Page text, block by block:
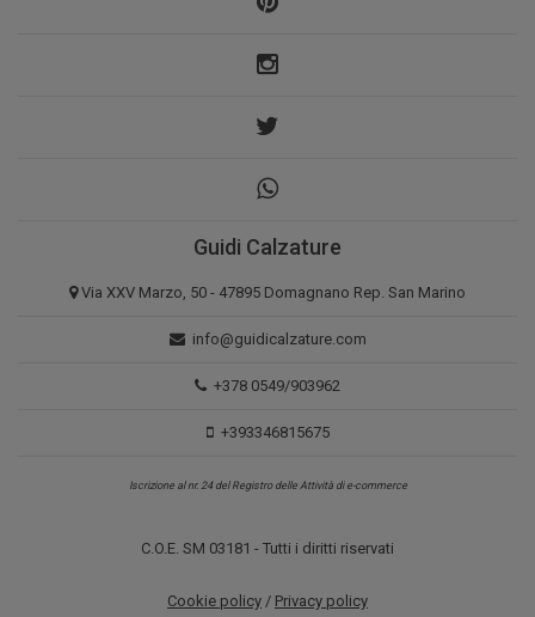
Guidi Calzature
Via XXV Marzo, 50 - 47895 Domagnano Rep. San Marino
info@guidicalzature.com
+378 0549/903962
+393346815675
Iscrizione al nr. 24 del Registro delle Attività di e-commerce
C.O.E. SM 03181 - Tutti i diritti riservati
Cookie policy / Privacy policy